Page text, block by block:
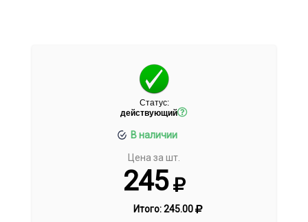
Статус:
действующий
В наличии
Цена за шт.
245
Итого:245.00